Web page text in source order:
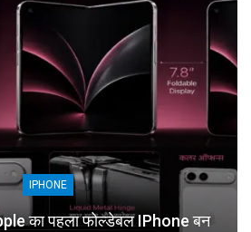
IPHONE
का पहला फोल्डेबल IPhone बन